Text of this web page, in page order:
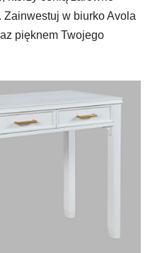
w biurko Avola
pięknem Twojego